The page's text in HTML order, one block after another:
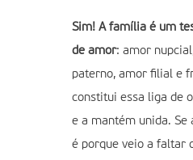
Sim! A família é um
de amor: amor
paterno, amor filial e
constitui essa liga de
e a mantém unida. Se
é porque veio a faltar